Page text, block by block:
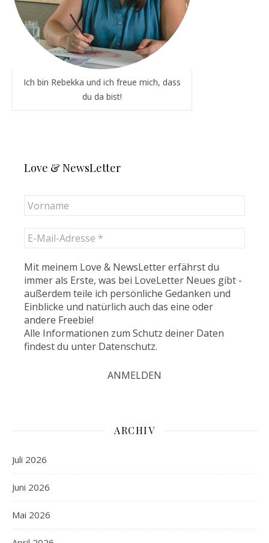
Ich bin Rebekka und ich freue mich, dass
du da bist!
Love & NewsLetter
Mit meinem Love & NewsLetter erfährst du
immer als Erste, was bei LoveLetter Neues gibt -
außerdem teile ich persönliche Gedanken und
Einblicke und natürlich auch das eine oder
andere Freebie!
Alle Informationen zum Schutz deiner Daten
findest du unter Datenschutz.
ARCHIV
Juli 2026
Juni 2026
Mai 2026